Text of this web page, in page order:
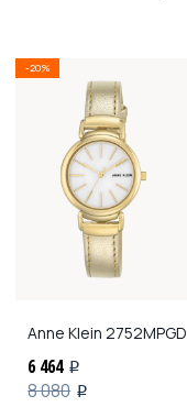
-20%
Anne Klein 2752MPGD
6 464 i
8 080 i